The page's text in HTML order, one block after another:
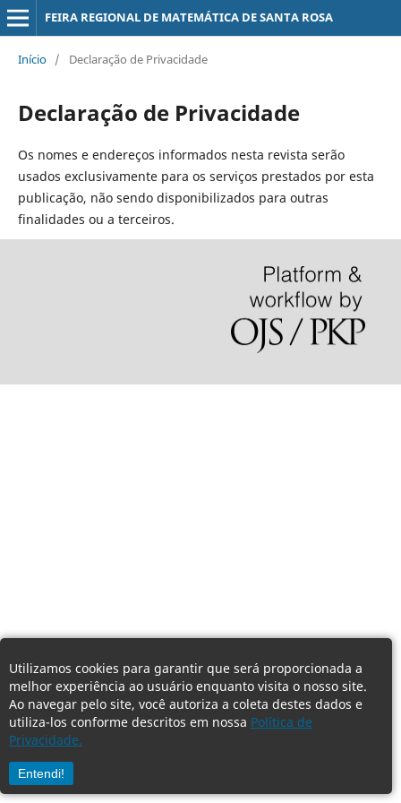
Utilizamos cookies para garantir que será proporcionada a
melhor experiência ao usuário enquanto visita o nosso site.
Ao navegar pelo site, você autoriza a coleta destes dados e
utiliza-los conforme descritos em nossa Política de
Privacidade.
Entendi!
FEIRA REGIONAL DE MATEMÁTICA DE SANTA ROSA
Início / Declaração de Privacidade
Declaração de Privacidade
Os nomes e endereços informados nesta revista serão
usados exclusivamente para os serviços prestados por esta
publicação, não sendo disponibilizados para outras
finalidades ou a terceiros.